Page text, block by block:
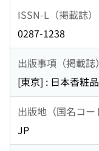
ISSN-L（掲載誌）
0287-1238
出版事項（掲載誌）
[東京] : 日本香粧
出版地（国名コー
JP